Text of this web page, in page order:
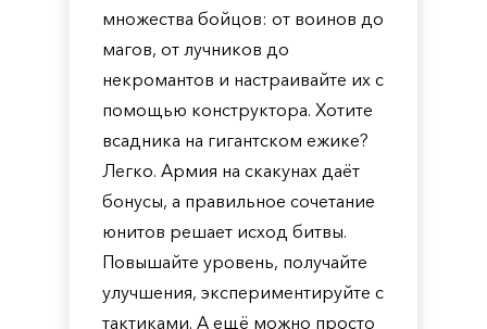
множества бойцов: от воинов до
магов, от лучников до
некромантов и настраивайте их с
помощью конструктора. Хотите
всадника на гигантском ежике?
Легко. Армия на скакунах даёт
бонусы, а правильное сочетание
юнитов решает исход битвы.
Повышайте уровень, получайте
улучшения, экспериментируйте с
тактиками. А ещё можно просто